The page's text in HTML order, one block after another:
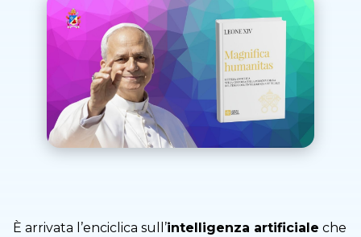
È arrivata l’enciclica sull’intelligenza artificiale che